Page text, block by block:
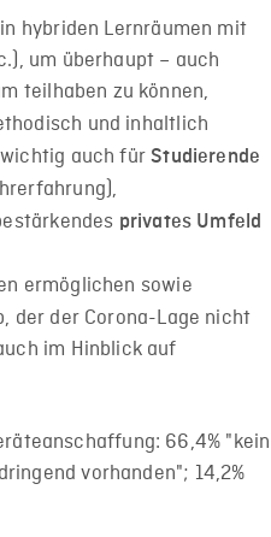
hybriden Lernräumen mit
um überhaupt – auch
teilhaben zu können,
und inhaltlich
wichtig auch fürStudierende
privates Umfeld
ermöglichen sowie
der der Corona-Lage nicht
im Hinblick auf